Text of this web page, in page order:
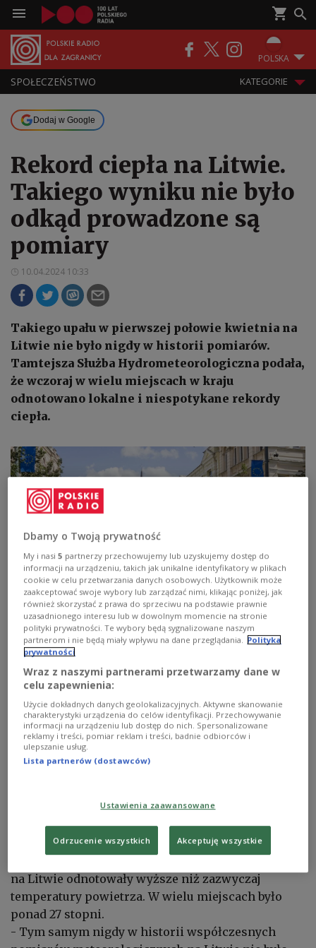
POLSKA
SPOŁECZEŃSTWO KATEGORIE
Dodaj w Google
Rekord ciepła na Litwie.
Takiego wyniku nie było
odkąd prowadzone są
pomiary
10.04.2024 10:33
Takiego upału w pierwszej połowie kwietnia na
Litwie nie było nigdy w historii pomiarów.
Tamtejsza Służba Hydrometeorologiczna podała,
że wczoraj w wielu miejscach w kraju
odnotowano lokalne i niespotykane rekordy
ciepła.
Upały na Litwie. Odnotowano rekord ciepła w kwietniu Shutterstock/vilax
Według wstępnych danych najcieplej było wczoraj
w miejscowości Birsztany, która znajduje się na
południe od Kowna. Odnotowano tam ponad 28
stopni Celsjusza.
00:37
Takiego upału w pierwszej
Materiał Kamila Zalewskiego
na Litwie odnotowały wyższe niż zazwyczaj
temperatury powietrza. W wielu miejscach było
ponad 27 stopni.
- Tym samym nigdy w historii współczesnych
Dbamy o Twoją prywatność
My i nasi5 partnerzy przechowujemy lub uzyskujemy dostęp do
informacji na urządzeniu, takich jak unikalne identyfikatory w plikach
cookie w celu przetwarzania danych osobowych. Użytkownik może
zaakceptować swoje wybory lub zarządzać nimi, klikając poniżej, jak
również skorzystać z prawa do sprzeciwu na podstawie prawnie
uzasadnionego interesu lub w dowolnym momencie na stronie
polityki prywatności. Te wybory będą sygnalizowane naszym
partnerom i nie będą miały wpływu na dane przeglądania. Polityka
prywatności
Wraz z naszymi partnerami przetwarzamy dane w
celu zapewnienia:
Użycie dokładnych danych geolokalizacyjnych. Aktywne skanowanie
charakterystyki urządzenia do celów identyfikacji. Przechowywanie
informacji na urządzeniu lub dostęp do nich. Spersonalizowane
reklamy i treści, pomiar reklam i treści, badnie odbiorców i
ulepszanie usług.
Lista partnerów (dostawców)
Ustawienia zaawansowane
Odrzucenie wszystkich Akceptuję wszystkie